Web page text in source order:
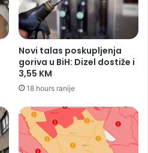
Novi talas poskupljenja
goriva u BiH: Dizel dostiže i
3,55 KM
18 hours ranije